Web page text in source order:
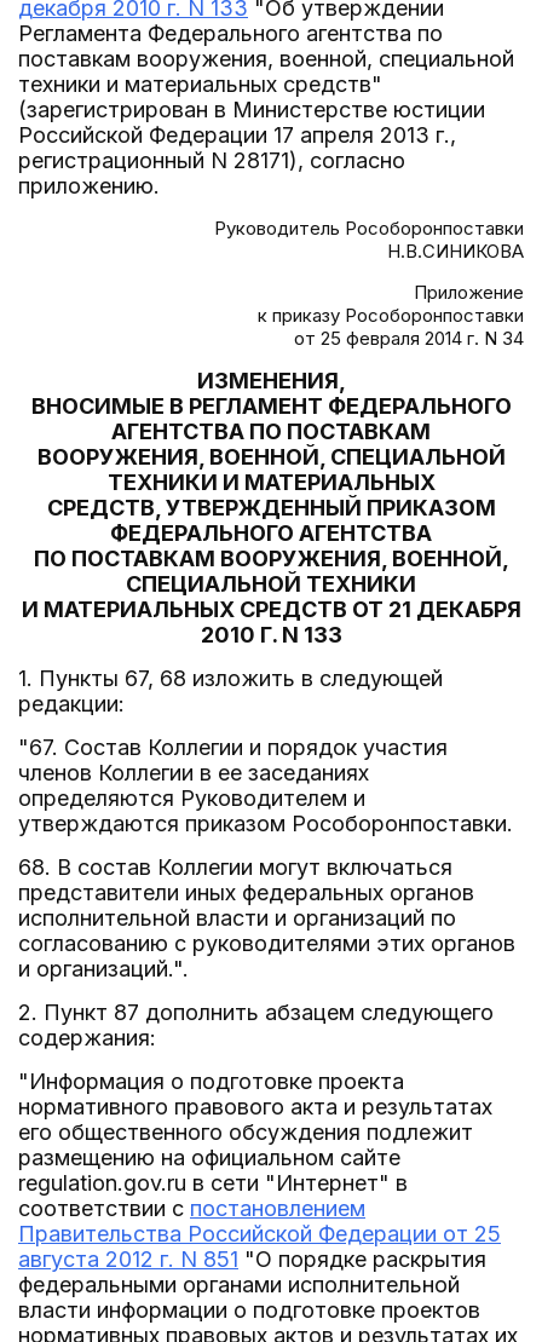
декабря 2010 г. N 133 "Об утверждении
Регламента Федерального агентства по
поставкам вооружения, военной, специальной
техники и материальных средств"
(зарегистрирован в Министерстве юстиции
Российской Федерации 17 апреля 2013 г.,
регистрационный N 28171), согласно
приложению.
Руководитель Рособоронпоставки
Н.В.СИНИКОВА
Приложение
к приказу Рособоронпоставки
от 25 февраля 2014 г. N 34
ИЗМЕНЕНИЯ,
ВНОСИМЫЕ В РЕГЛАМЕНТ ФЕДЕРАЛЬНОГО
АГЕНТСТВА ПО ПОСТАВКАМ
ВООРУЖЕНИЯ, ВОЕННОЙ, СПЕЦИАЛЬНОЙ
ТЕХНИКИ И МАТЕРИАЛЬНЫХ
СРЕДСТВ, УТВЕРЖДЕННЫЙ ПРИКАЗОМ
ФЕДЕРАЛЬНОГО АГЕНТСТВА
ПО ПОСТАВКАМ ВООРУЖЕНИЯ, ВОЕННОЙ,
СПЕЦИАЛЬНОЙ ТЕХНИКИ
И МАТЕРИАЛЬНЫХ СРЕДСТВ ОТ 21 ДЕКАБРЯ
2010 Г. N 133
1. Пункты 67, 68 изложить в следующей
редакции:
"67. Состав Коллегии и порядок участия
членов Коллегии в ее заседаниях
определяются Руководителем и
утверждаются приказом Рособоронпоставки.
68. В состав Коллегии могут включаться
представители иных федеральных органов
исполнительной власти и организаций по
согласованию с руководителями этих органов
и организаций.".
2. Пункт 87 дополнить абзацем следующего
содержания:
"Информация о подготовке проекта
нормативного правового акта и результатах
его общественного обсуждения подлежит
размещению на официальном сайте
regulation.gov.ru в сети "Интернет" в
соответствии с постановлением
Правительства Российской Федерации от 25
августа 2012 г. N 851 "О порядке раскрытия
федеральными органами исполнительной
власти информации о подготовке проектов
нормативных правовых актов и результатах их